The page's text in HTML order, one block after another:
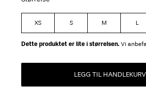
XS S M L
Dette produktet er lite i størrelsen. Vi
LEGG TIL HANDLEKURV